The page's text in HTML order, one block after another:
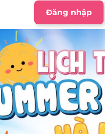
Đăng nhập